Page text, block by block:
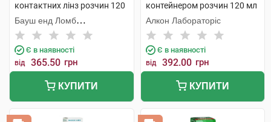
контактних лінз розчин 120
мл 1 флакон
Бауш енд Ломб
Інкорпорейтед
Є в наявності
від 365.50 грн
КУПИТИ
контейнером розчин 120 мл
1 флакон
Алкон Лабораторіс
Є в наявності
від 392.00 грн
КУПИТИ